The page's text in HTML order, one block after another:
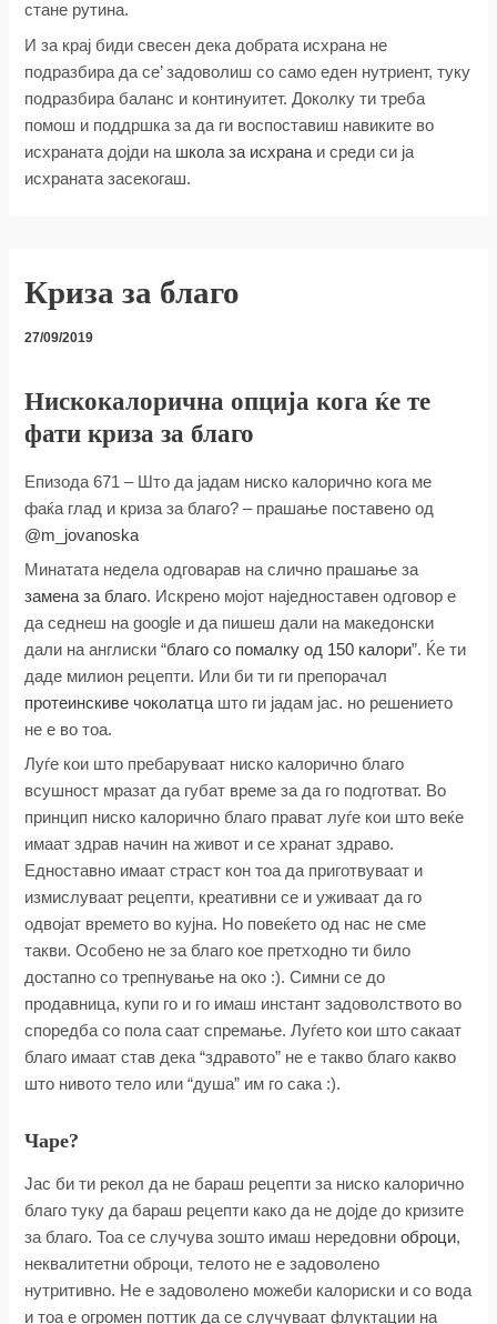
стане рутина.
И за крај биди свесен дека добрата исхрана не
подразбира да се’ задоволиш со само еден нутриент, туку
подразбира баланс и континуитет. Доколку ти треба
помош и поддршка за да ги воспоставиш навиките во
исхраната дојди на школа за исхрана и среди си ја
исхраната засекогаш.
Криза за благо
27/09/2019
Нискокалорична опција кога ќе те
фати криза за благо
Епизода 671 – Што да јадам ниско калорично кога ме
фаќа глад и криза за благо? – прашање поставено од
@m_jovanoska
Mинатата недела одговарав на слично прашање за
замена за благо. Искрено мојот наједноставен одговор е
да седнеш на google и да пишеш дали на македонски
дали на англиски “благо со помалку од 150 калори”. Ќе ти
даде милион рецепти. Или би ти ги препорачал
протеинскиве чоколатца што ги јадам јас. но решението
не е во тоа.
Луѓе кои што пребаруваат ниско калорично благо
всушност мразат да губат време за да го подготват. Во
принцип ниско калорично благо прават луѓе кои што веќе
имаат здрав начин на живот и се хранат здраво.
Едноставно имаат страст кон тоа да приготвуваат и
измислуваат рецепти, креативни се и уживаат да го
одвојат времето во кујна. Но повеќето од нас не сме
такви. Особено не за благо кое претходно ти било
достапно со трепнување на око :). Симни се до
продавница, купи го и го имаш инстант задоволството во
споредба со пола саат спремање. Луѓето кои што сакаат
благо имаат став дека “здравото” не е такво благо какво
што нивото тело или “душа” им го сака :).
Чаре?
Јас би ти рекол да не бараш рецепти за ниско калорично
благо туку да бараш рецепти како да не дојде до кризите
за благо. Тоа се случува зошто имаш нередовниоброци,
неквалитетни оброци, телото не е задоволено
нутритивно. Не е задоволено можеби калориски и со вода
и тоа е огромен поттик да се случуваат флуктации на